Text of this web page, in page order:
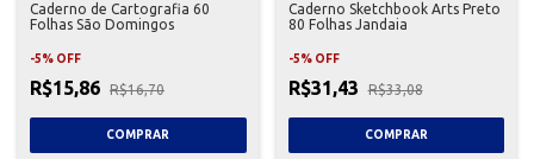
Caderno de Cartografia 60
Folhas São Domingos
-5% OFF
R$15,86 R$16,70
Caderno Sketchbook Arts Preto
80 Folhas Jandaia
-5% OFF
R$31,43 R$33,08